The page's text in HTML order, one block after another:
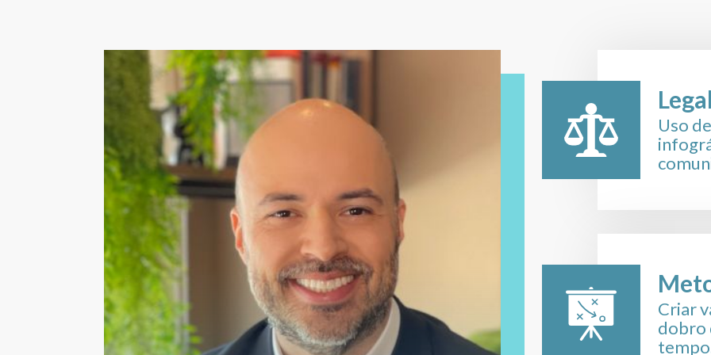
Escolha inadequada do tipo de empresa: a
escolha do tipo de empresa adequado é
fundamental para garantir a eficácia da
Holding Patrimonial. É preciso considerar
diversos fatores, como o tipo de atividade, a
tributação e a responsabilidade dos sócios.
Falta de cuidado na elaboração dos
contratos
: a elaboração dos contratos é uma
etapa importante na criação da Holding
Patrimonial. É preciso garantir que os
contratos sejam claros e bem estruturados,
para evitar problemas futuros.
Uso
Criar
dobro